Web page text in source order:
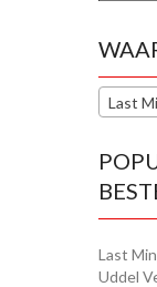
Last
Last
Uddel